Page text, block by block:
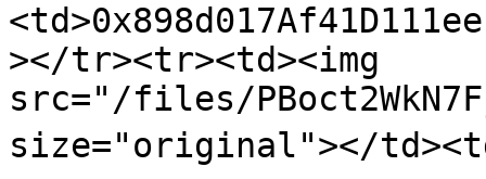
></tr><tr><td><img
src="/files/
size="original"></